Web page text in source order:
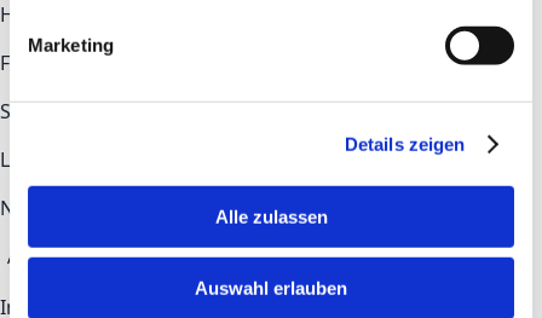
Marketing
Details zeigen
Alle zulassen
Auswahl erlauben
Hilfe & Kontakt
FAQs
Kontakt
STAY UP TO DATE
LinkedIn
Newsletter-Anmeldung
Anmelden
Impressum